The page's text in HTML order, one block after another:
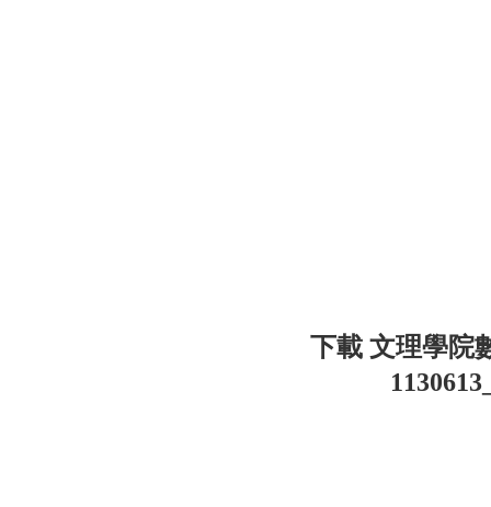
下載 文理學院